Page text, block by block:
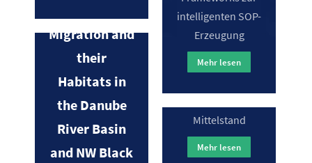
intelligenten SOP-
Erzeugung
Mehr lesen
Migration and
their
Habitats in
the Danube
River Basin
and NW Black
Mittelstand
Mittelstand
Mehr lesen
Hub
Automotive
Software
Engineering
(TASTE)